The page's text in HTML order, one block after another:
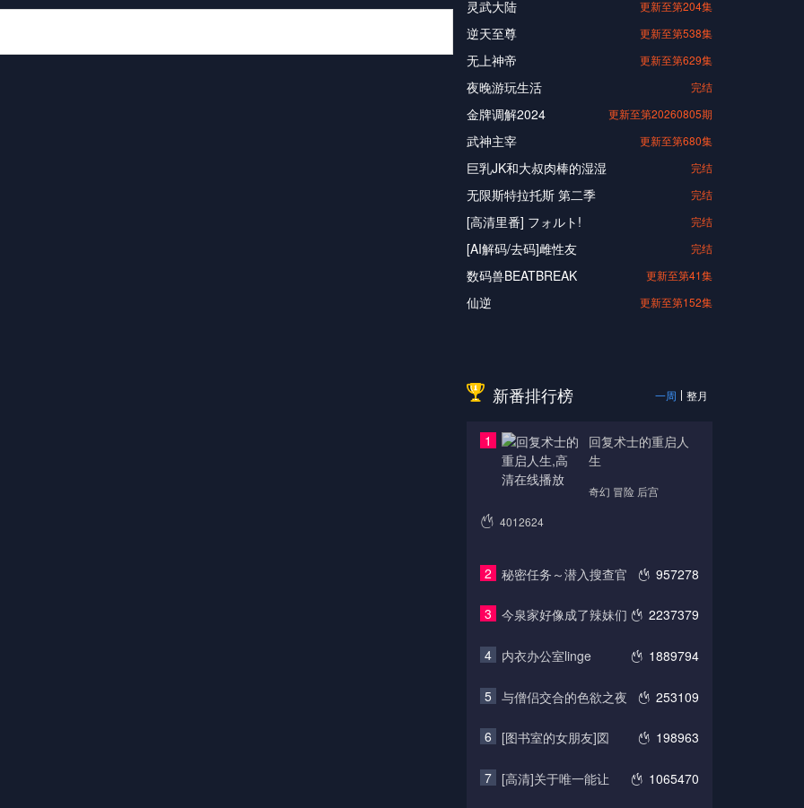
灵武大陆 更新至第204集
逆天至尊 更新至第538集
无上神帝 更新至第629集
夜晚游玩生活 完结
金牌调解2024 更新至第20260805期
武神主宰 更新至第680集
巨乳JK和大叔肉棒的湿湿 完结
无限斯特拉托斯 第二季 完结
[高清里番] フォルト! 完结
[AI解码/去码]雌性友 完结
数码兽BEATBREAK 更新至第41集
仙逆 更新至第152集
新番排行榜 一周 整月
1
回复术士的重启人
生
奇幻 冒险 后宫
4012624
2 957278
秘密任务～潜入搜查官
3 2237379
今泉家好像成了辣妹们
4 1889794
内衣办公室linge
5 253109
与僧侣交合的色欲之夜
6 198963
[图书室的女朋友]図
7 1065470
[高清]关于唯一能让